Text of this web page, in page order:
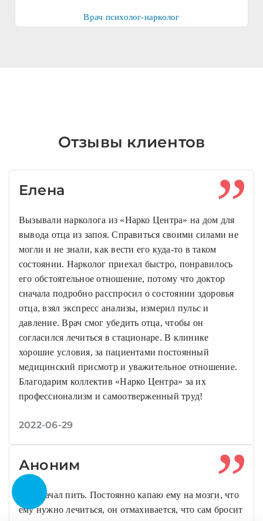
Врач психолог-нарколог
Отзывы клиентов
Елена
Вызывали нарколога из «Нарко Центра» на дом для
вывода отца из запоя. Справиться своими силами не
могли и не знали, как вести его куда-то в таком
состоянии. Нарколог приехал быстро, понравилось
его обстоятельное отношение, потому что доктор
сначала подробно расспросил о состоянии здоровья
отца, взял экспресс анализы, измерил пульс и
давление. Врач смог убедить отца, чтобы он
согласился лечиться в стационаре. В клинике
хорошие условия, за пациентами постоянный
медицинский присмотр и уважительное отношение.
Благодарим коллектив «Нарко Центра» за их
профессионализм и самоотверженный труд!
2022-06-29
Аноним
Сын начал пить. Постоянно капаю ему на мозги, что
ему нужно лечиться, он отмахивается, что сам бросит